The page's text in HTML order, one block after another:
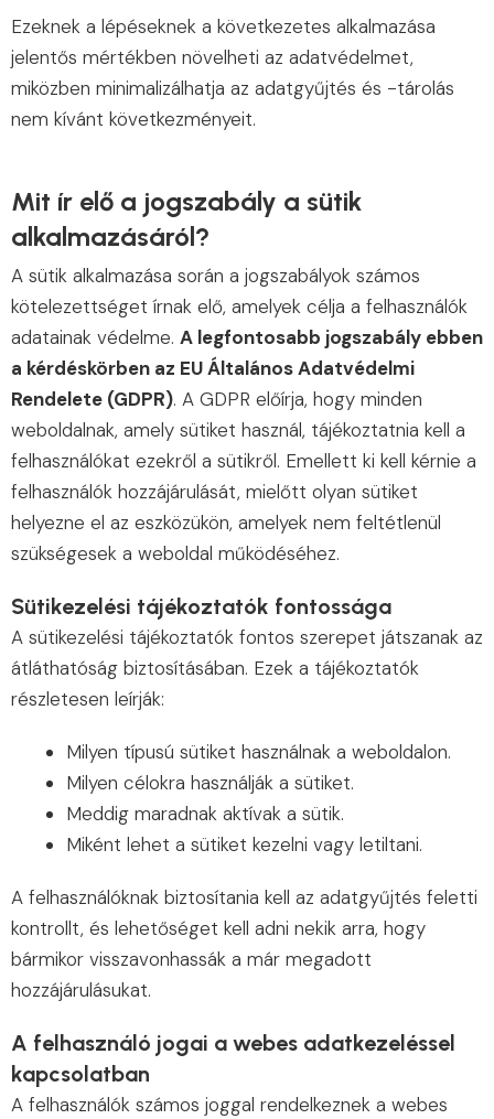
Ezeknek a lépéseknek a következetes alkalmazása
jelentős mértékben növelheti az adatvédelmet,
miközben minimalizálhatja az adatgyűjtés és -tárolás
nem kívánt következményeit.
Mit ír elő a jogszabály a sütik
alkalmazásáról?
A sütik alkalmazása során a jogszabályok számos
kötelezettséget írnak elő, amelyek célja a felhasználók
adatainak védelme. A legfontosabb jogszabály ebben
a kérdéskörben az EU Általános Adatvédelmi
Rendelete (GDPR). A GDPR előírja, hogy minden
weboldalnak, amely sütiket használ, tájékoztatnia kell a
felhasználókat ezekről a sütikről. Emellett ki kell kérnie a
felhasználók hozzájárulását, mielőtt olyan sütiket
helyezne el az eszközükön, amelyek nem feltétlenül
szükségesek a weboldal működéséhez.
Sütikezelési tájékoztatók fontossága
A sütikezelési tájékoztatók fontos szerepet játszanak az
átláthatóság biztosításában. Ezek a tájékoztatók
részletesen leírják:
Milyen típusú sütiket használnak a weboldalon.
Milyen célokra használják a sütiket.
Meddig maradnak aktívak a sütik.
Miként lehet a sütiket kezelni vagy letiltani.
A felhasználóknak biztosítania kell az adatgyűjtés feletti
kontrollt, és lehetőséget kell adni nekik arra, hogy
bármikor visszavonhassák a már megadott
hozzájárulásukat.
A felhasználó jogai a webes adatkezeléssel
kapcsolatban
A felhasználók számos joggal rendelkeznek a webes